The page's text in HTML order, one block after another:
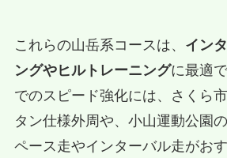
これらの山岳系コースは、 イン
ングやヒルトレーニングに最適
でのスピード強化には、さくら
タン仕様外周や、小山運動公園
ペース走やインターバル走がおす